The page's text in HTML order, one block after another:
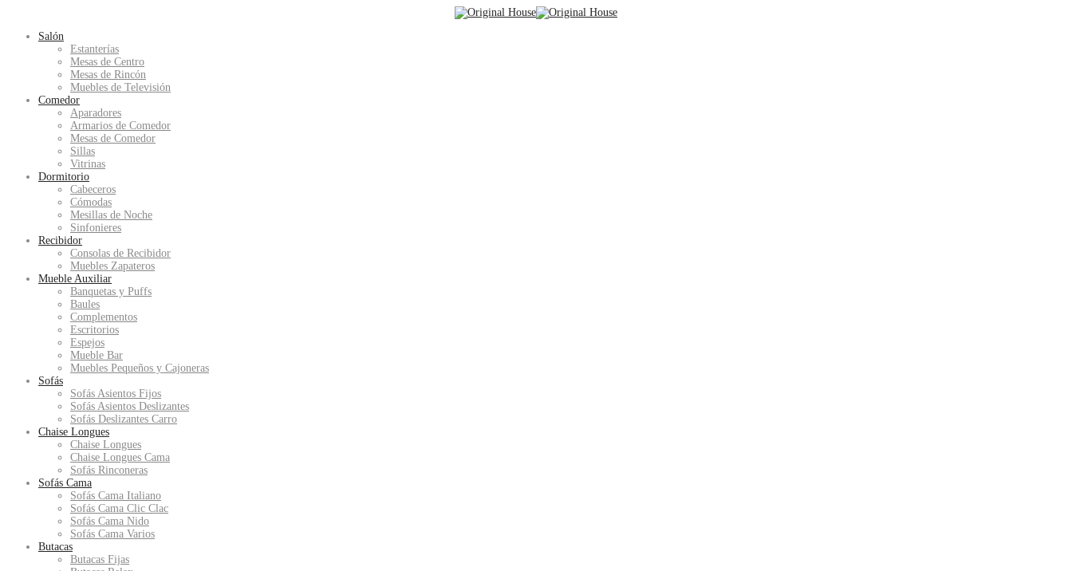
Salón
Estanterías
Mesas de Centro
Mesas de Rincón
Muebles de Televisión
Comedor
Aparadores
Armarios de Comedor
Mesas de Comedor
Sillas
Vitrinas
Dormitorio
Cabeceros
Cómodas
Mesillas de Noche
Sinfonieres
Recibidor
Consolas de Recibidor
Muebles Zapateros
Mueble Auxiliar
Banquetas y Puffs
Baules
Complementos
Escritorios
Espejos
Mueble Bar
Muebles Pequeños y Cajoneras
Sofás
Sofás Asientos Fijos
Sofás Asientos Deslizantes
Sofás Deslizantes Carro
Chaise Longues
Chaise Longues
Chaise Longues Cama
Sofás Rinconeras
Sofás Cama
Sofás Cama Italiano
Sofás Cama Clic Clac
Sofás Cama Nido
Sofás Cama Varios
Butacas
Butacas Fijas